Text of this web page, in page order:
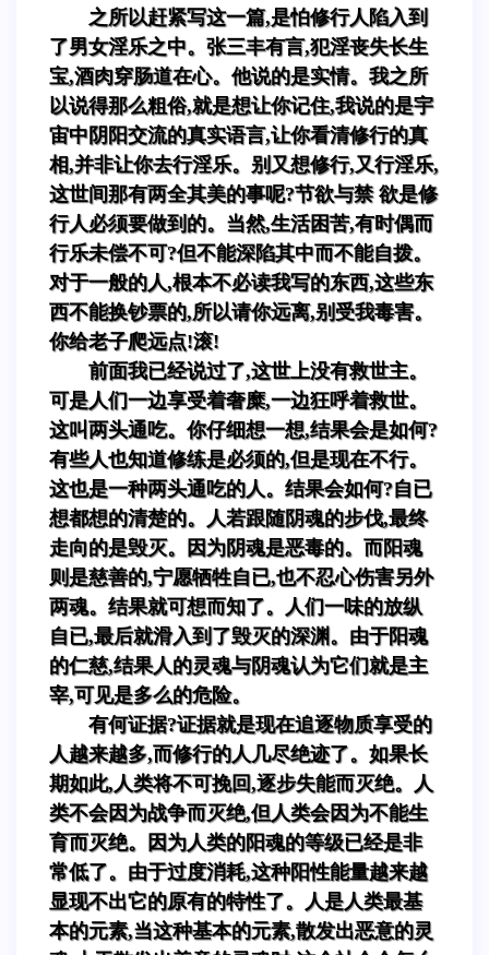
之所以赶紧写这一篇,是怕修行人陷入到
了男女淫乐之中。张三丰有言,犯淫丧失长生
宝,酒肉穿肠道在心。他说的是实情。我之所
以说得那么粗俗,就是想让你记住,我说的是宇
宙中阴阳交流的真实语言,让你看清修行的真
相,并非让你去行淫乐。别又想修行,又行淫乐,
这世间那有两全其美的事呢?节欲与禁 欲是修
行人必须要做到的。当然,生活困苦,有时偶而
行乐未偿不可?但不能深陷其中而不能自拨。
对于一般的人,根本不必读我写的东西,这些东
西不能换钞票的,所以请你远离,别受我毒害。
你给老子爬远点!滚!
前面我已经说过了,这世上没有救世主。
可是人们一边享受着奢糜,一边狂呼着救世。
这叫两头通吃。你仔细想一想,结果会是如何?
有些人也知道修练是必须的,但是现在不行。
这也是一种两头通吃的人。结果会如何?自已
想都想的清楚的。人若跟随阴魂的步伐,最终
走向的是毁灭。因为阴魂是恶毒的。而阳魂
则是慈善的,宁愿牺牲自已,也不忍心伤害另外
两魂。结果就可想而知了。人们一味的放纵
自已,最后就滑入到了毁灭的深渊。由于阳魂
的仁慈,结果人的灵魂与阴魂认为它们就是主
宰,可见是多么的危险。
有何证据?证据就是现在追逐物质享受的
人越来越多,而修行的人几尽绝迹了。如果长
期如此,人类将不可挽回,逐步失能而灭绝。人
类不会因为战争而灭绝,但人类会因为不能生
育而灭绝。因为人类的阳魂的等级已经是非
常低了。由于过度消耗,这种阳性能量越来越
显现不出它的原有的特性了。人是人类最基
本的元素,当这种基本的元素,散发出恶意的灵